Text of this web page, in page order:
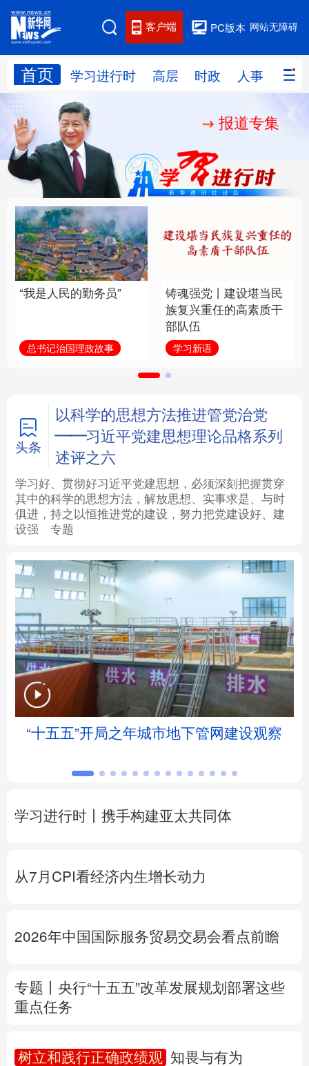
网站无障碍
PC版本
客户端
首页 学习进行时 高层 时政 人事 国际
网站地图
学习进行时 人事
国际 财经 网评
思客智库 全球连线 教育
科技 科创 量子 体育
文化 书画
访谈 视频 图片 政务
学术中国 乡村振兴 银龄 溯源中国
城市 旅游 能源 会展
彩票 娱乐 时尚 悦读
公益 一带一路 亚太网 上市公司
地方频道
北京 天津 河北 山西
辽宁 吉林 上海 江苏
浙江 安徽 福建 江西
四川 贵州 云南
English Español Français عربى
Deutsch Português
报道专集
“我是人民的勤务员”
总书记治国理政故事
铸魂强党丨建设堪当民
族复兴重任的高素质干
部队伍
学习新语
头条
以科学的思想方法推进管党治党
——习近平党建思想理论品格系列
述评之六
学习好、贯彻好习近平党建思想，必须深刻把握贯穿
其中的科学的思想方法，解放思想、实事求是、与时
俱进，持之以恒推进党的建设，努力把党建设好、建
设强
专题
“十五五”开局之年城市地下管网建设观察
学习进行时丨携手构建亚太共同体
从7月CPI看经济内生增长动力
2026年中国国际服务贸易交易会看点前瞻
专题丨 央行“十五五”改革发展规划部署这些
重点任务
树立和践行正确政绩观 知畏与有为